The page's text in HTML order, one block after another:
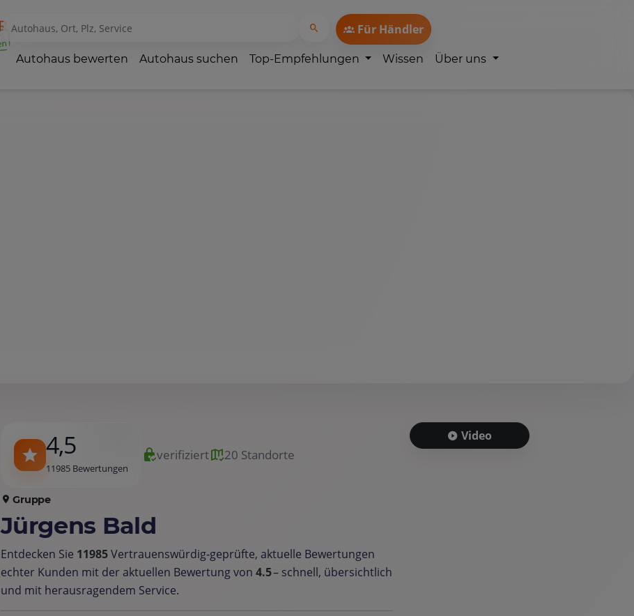
Für Händler
Autohaus bewerten Autohaus suchen Top-Empfehlungen Wissen Über uns
4,5
11985 Bewertungen
verifiziert 20 Standorte
Gruppe
Jürgens Bald
Entdecken Sie 11985Vertrauenswürdig‑geprüfte, aktuelle Bewertungen
echter Kunden mit der aktuellen Bewertung von 4.5– schnell, übersichtlich
und mit herausragendem Service.
Video